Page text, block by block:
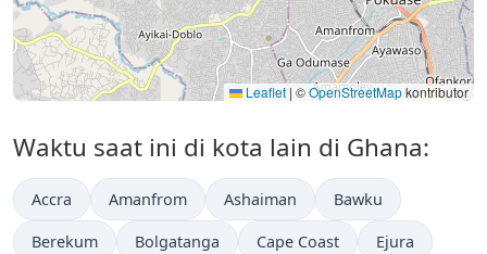
Leaflet | ©OpenStreetMapkontributor
Waktu saat ini di kota lain di Ghana:
Accra Amanfrom Ashaiman Bawku
Berekum Bolgatanga Cape Coast Ejura